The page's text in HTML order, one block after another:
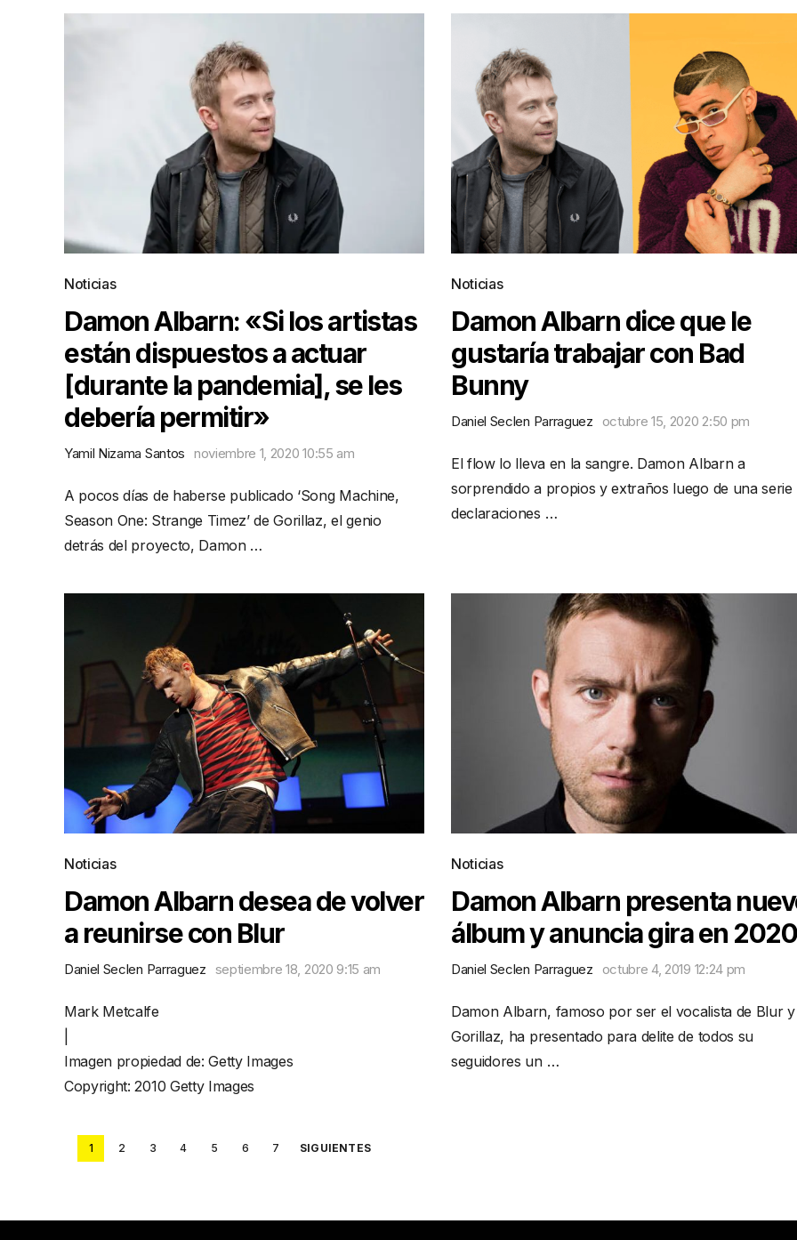
Noticias
Damon Albarn: «Si los artistas
están dispuestos a actuar
[durante la pandemia], se les
debería permitir»
Yamil Nizama Santos noviembre 1, 2020 10:55 am
A pocos días de haberse publicado ‘Song Machine,
Season One: Strange Timez’ de Gorillaz, el genio
detrás del proyecto, Damon …
Noticias
Damon Albarn dice que le
gustaría trabajar con Bad
Bunny
Daniel Seclen Parraguez octubre 15, 2020 2:50 pm
El flow lo lleva en la sangre. Damon Albarn a
sorprendido a propios y extraños luego de una serie
declaraciones …
Noticias
Damon Albarn desea de volver
a reunirse con Blur
Daniel Seclen Parraguez septiembre 18, 2020 9:15 am
Mark Metcalfe
Imagen propiedad de: Getty Images
Copyright: 2010 Getty Images
Noticias
Damon Albarn presenta
álbum y anuncia gira en 2020
Daniel Seclen Parraguez octubre 4, 2019 12:24 pm
Damon Albarn, famoso por ser el vocalista de Blur y
Gorillaz, ha presentado para delite de todos su
seguidores un …
Posts
1 2 3 4 5 6 7 SIGUIENTES